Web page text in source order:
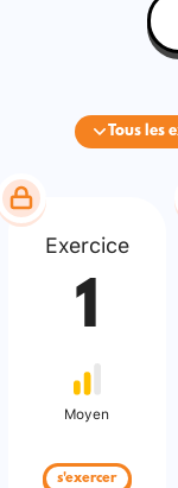
Tous les
Exercice
1
Moyen
s'exercer